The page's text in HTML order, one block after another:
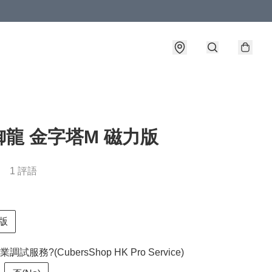
龍 金字塔M 磁力版
1 評語
調試服務?(CubersShop HK Pro Service)